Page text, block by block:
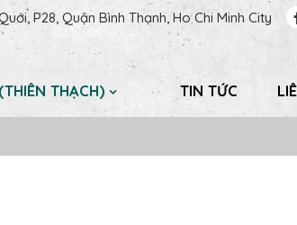
P28, Quận Bình Thạnh, Ho Chi Minh City
THẠCH) TIN TỨC